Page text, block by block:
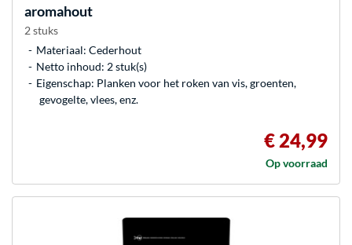
aromahout
2 stuks
Materiaal: Cederhout
Netto inhoud: 2 stuk(s)
Eigenschap: Planken voor het roken van vis, groenten,
gevogelte, vlees, enz.
€ 24,99
Op voorraad